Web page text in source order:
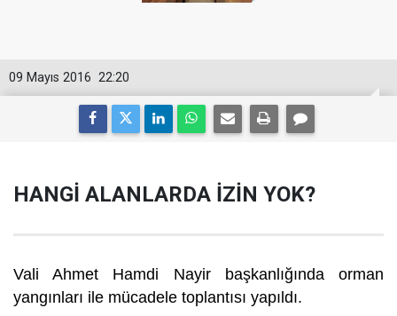
22:20
09 Mayıs 2016
HANGİ ALANLARDA İZİN YOK?
Vali Ahmet Hamdi Nayir başkanlığında orman
yangınları ile mücadele toplantısı yapıldı.